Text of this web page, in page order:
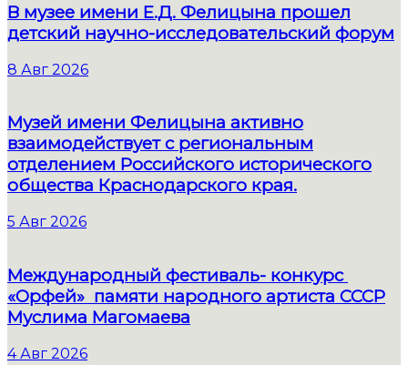
В музее имени Е.Д. Фелицына прошел
детский научно-исследовательский форум
8 Авг 2026
Музей имени Фелицына активно
взаимодействует с региональным
отделением Российского исторического
общества Краснодарского края.
5 Авг 2026
Международный фестиваль- конкурс
«Орфей» памяти народного артиста СССР
Муслима Магомаева
4 Авг 2026